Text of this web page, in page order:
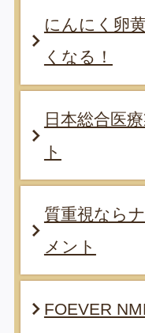
にんにく卵
くなる！
日本総合医
ト
質重視なら
メント
FOEVER